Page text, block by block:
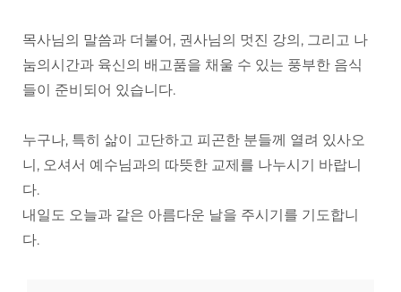
목사님의 말씀과 더불어, 권사님의 멋진 강의, 그리고 나
눔의시간과 육신의 배고품을 채울 수 있는 풍부한 음식
들이 준비되어 있습니다.
누구나, 특히 삶이 고단하고 피곤한 분들께 열려 있사오
니, 오셔서 예수님과의 따뜻한 교제를 나누시기 바랍니
다.
내일도 오늘과 같은 아름다운 날을 주시기를 기도합니
다.